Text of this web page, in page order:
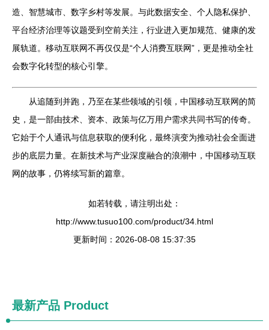
造、智慧城市、数字乡村等发展。与此数据安全、个人隐私保护、
平台经济治理等议题受到空前关注，行业进入更加规范、健康的发
展轨道。移动互联网不再仅仅是“个人消费互联网”，更是推动全社
会数字化转型的核心引擎。
从追随到并跑，乃至在某些领域的引领，中国移动互联网的简
史，是一部由技术、资本、政策与亿万用户需求共同书写的传奇。
它始于个人通讯与信息获取的便利化，最终演变为推动社会全面进
步的底层力量。在新技术与产业深度融合的浪潮中，中国移动互联
网的故事，仍将续写新的篇章。
如若转载，请注明出处：
http://www.tusuo100.com/product/34.html
更新时间：2026-08-08 15:37:35
最新产品 Product